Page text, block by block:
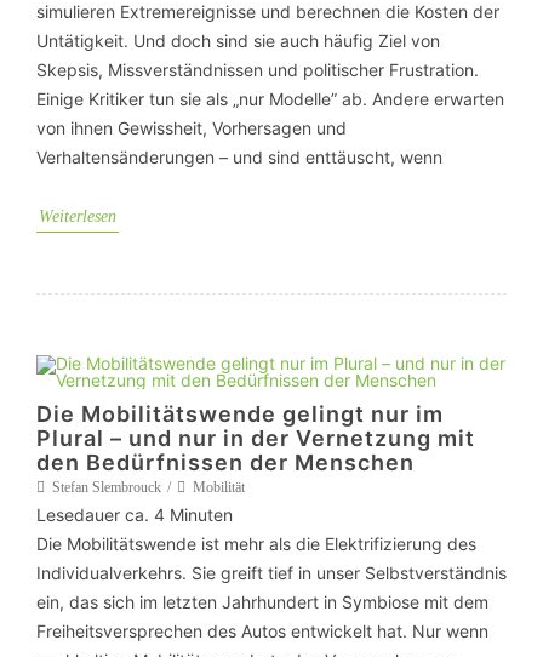
simulieren Extremereignisse und berechnen die Kosten der
Untätigkeit. Und doch sind sie auch häufig Ziel von
Skepsis, Missverständnissen und politischer Frustration.
Einige Kritiker tun sie als „nur Modelle” ab. Andere erwarten
von ihnen Gewissheit, Vorhersagen und
Verhaltensänderungen – und sind enttäuscht, wenn
Weiterlesen
Die Mobilitätswende gelingt nur im
Plural – und nur in der Vernetzung mit
den Bedürfnissen der Menschen
Stefan Slembrouck Mobilität
Lesedauer ca. 4 Minuten
Die Mobilitätswende ist mehr als die Elektrifizierung des
Individualverkehrs. Sie greift tief in unser Selbstverständnis
ein, das sich im letzten Jahrhundert in Symbiose mit dem
Freiheitsversprechen des Autos entwickelt hat. Nur wenn